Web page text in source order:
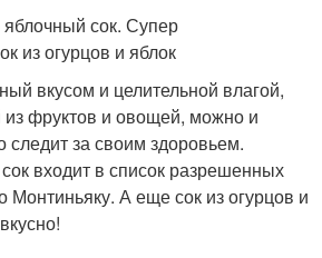
вкусом и целительной влагой,
фруктов и овощей, можно и
следит за своим здоровьем.
входит в список разрешенных
Монтиньяку. А еще сок из огурцов и